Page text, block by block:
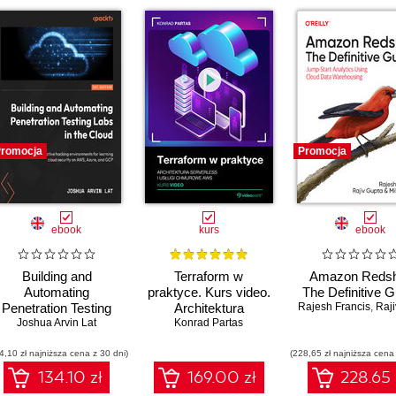
,Alberto Artasanchez Imtiaz Sayed
ebook
Building and
Automating
Penetration Testing
Labs in the Cloud.
hacking
environments for
learning cloud
Joshua Arvin Lat
zł najniższa cena z 30 dni)
134.10 zł
kurs
Terraform w
praktyce. Kurs video.
Architektura
serverless i usługi
Konrad Partas
169.00 zł
Promocja
ebook
Amazon
The Definitive
Rajesh Francis, Rajiv
(228,65 zł najniższa
228.65